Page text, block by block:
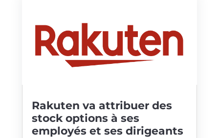
Rakuten va attribuer des
stock options à ses
employés et ses dirigeants